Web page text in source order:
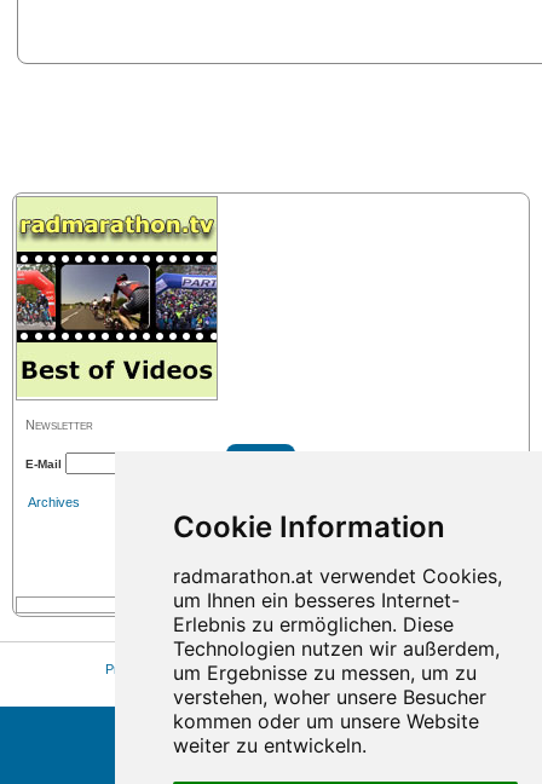
Newsletter
E-Mail
Archives
Press Sitemap|Imprint|Privacy|Cookie Einstellungen
© 2026 www.radmarathon.at